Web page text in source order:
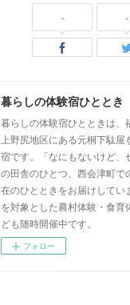
- -
暮らしの体験宿ひととき
暮らしの体験宿ひとときは、
上野尻地区にある元桐下駄
宿です。「なにもないけど、
の田舎のひとつ、西会津町で
在のひとときをお届けしてい
を対象とした農村体験・食育
ども随時開催中です。
フォロー